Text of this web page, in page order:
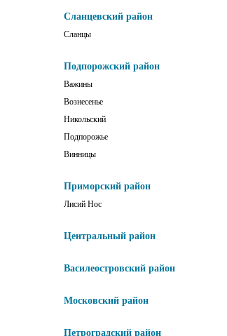
Сланцевский район
Сланцы
Подпорожский район
Важины
Вознесенье
Никольский
Подпорожье
Винницы
Приморский район
Лисий Нос
Центральный район
Василеостровский район
Московский район
Петроградский район